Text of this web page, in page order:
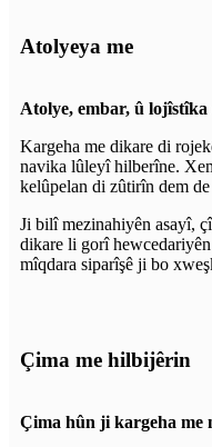
Atolyeya me
Atolye, embar, û
Kargeha me dikare di
navika lûleyî hilberîne.
kelûpelan di zûtirîn dem
Ji bilî mezinahiyên asayî,
dikare li gorî
mîqdara siparîşê ji bo
Çima me hilbijêrin
Çima hûn ji kargeha me